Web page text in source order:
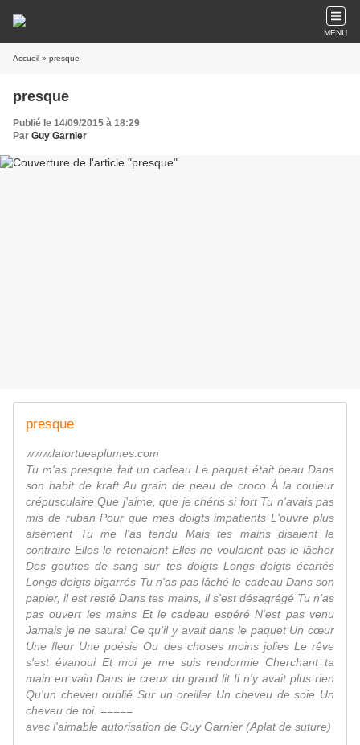
MENU
Accueil » presque
presque
Publié le 14/09/2015 à 18:29
Par Guy Garnier
presque
www.latortueaplumes.com
Tu m'as presque fait un cadeau Le paquet était beau Dans
son habit de kraft Au grain de peau de croco À la couleur
crépusculaire Que j'aime, que je chéris si fort Tu n'avais pas
mis de ruban Pour que mes doigts impatients L'ouvre plus
aisément Tu me l'as tendu Mais tes mains disaient le
contraire Elles le retenaient Elles ne voulaient pas le lâcher
Des gouttes de sang sur tes doigts Longs doigts écartés
Longs doigts bigarrés Tu n'as pas lâché le cadeau Dans son
papier, il est resté Dans tes mains, il s'est désagrégé Tu n'as
pas ouvert les mains Et le cadeau espéré N'est pas venu
Jamais je ne saurai Ce qu'il y avait dans le paquet Un cœur
Une fleur Une poésie Ou des choses moins jolies Le rêve
s'est évanoui Et moi je me suis rendormie Cherchant ta
main en vain Dans le creux du grand lit Il n'y avait plus rien
Qu'un cheveu oublié Sur un oreiller Un cheveu de soie Un
cheveu de toi. =====
avec l'aimable autorisation de Guy Garnier (Aplat de suture)